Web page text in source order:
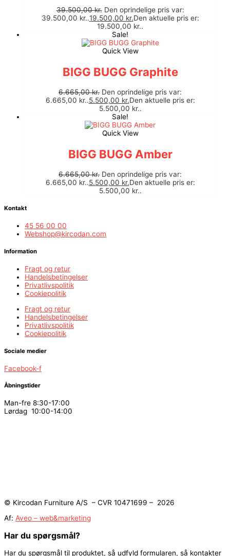
39.500,00kr. Den oprindelige pris var:
39.500,00 kr..19.500,00 kr.Den aktuelle pris er:
19.500,00 kr..
Sale!
Quick View
BIGG BUGG Graphite
6.665,00kr. Den oprindelige pris var:
6.665,00 kr..5.500,00 kr.Den aktuelle pris er:
5.500,00 kr..
Sale!
Quick View
BIGG BUGG Amber
6.665,00kr. Den oprindelige pris var:
6.665,00 kr..5.500,00 kr.Den aktuelle pris er:
5.500,00 kr..
Kontakt
45 56 00 00
Webshop@kircodan.com
Information
Fragt og retur
Handelsbetingelser
Privatlivspolitik
Cookiepolitik
Fragt og retur
Handelsbetingelser
Privatlivspolitik
Cookiepolitik
Sociale medier
Facebook-f
Åbningstider
Man-fre 8:30-17:00
Lørdag 10:00-14:00
© Kircodan Furniture A/S – CVR 10471699 – 2026
Af: Aveo – web&marketing
Har du spørgsmål?
Har du spørgsmål til produktet, så udfyld formularen, så kontakter